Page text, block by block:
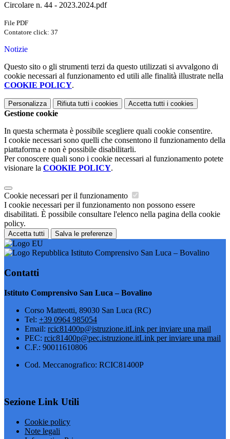
Circolare n. 44 - 2023.2024.pdf
File PDF
Contatore click: 37
Notizie
Questo sito o gli strumenti terzi da questo utilizzati si avvalgono di
cookie necessari al funzionamento ed utili alle finalità illustrate nella
COOKIE POLICY.
Personalizza Rifiuta tutti i cookies Accetta tutti i cookies
Gestione cookie
In questa schermata è possibile scegliere quali cookie consentire.
I cookie necessari sono quelli che consentono il funzionamento della
piattaforma e non è possibile disabilitarli.
Per conoscere quali sono i cookie necessari al funzionamento potete
visionare la COOKIE POLICY.
Cookie necessari per il funzionamento
I cookie necessari per il funzionamento non possono essere
disabilitati. È possibile consultare l'elenco nella pagina della cookie
policy.
Accetta tutti Salva le preferenze
Istituto Comprensivo San Luca – Bovalino
Contatti
Istituto Comprensivo San Luca – Bovalino
Corso Matteotti, 89030 San Luca (RC)
Tel: +39 0964 985054
Email: rcic81400p@istruzione.itLink per inviare una mail
PEC: rcic81400p@pec.istruzione.itLink per inviare una mail
C.F.: 90011610806
Cod. Meccanografico: RCIC81400P
Sezione Link Utili
Cookie policy
Note legali